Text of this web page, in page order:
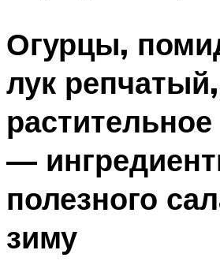
Огурцы,
лук
—
полезного
зиму